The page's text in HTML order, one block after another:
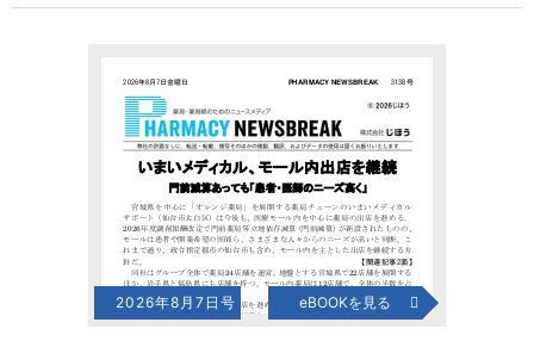
2026年8月7日号 eBOOKを見る